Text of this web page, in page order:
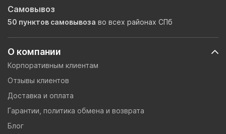
О компании
Корпоративным клиентам
Отзывы клиентов
Доставка и оплата
Гарантии, политика обмена и возврата
Блог
Самовывоз
50 пунктов самовывоза во всех районах СПб